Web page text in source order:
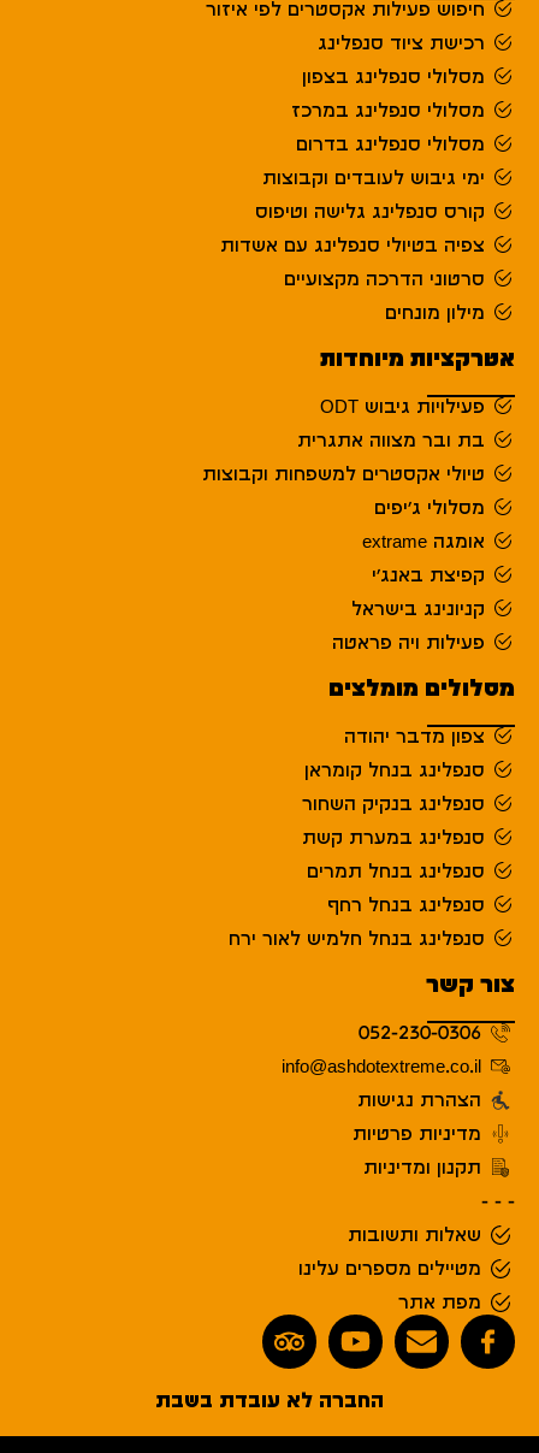
חיפוש פעילות אקסטרים לפי איזור
רכישת ציוד סנפלינג
מסלולי סנפלינג בצפון
מסלולי סנפלינג במרכז
מסלולי סנפלינג בדרום
ימי גיבוש לעובדים וקבוצות
קורס סנפלינג גלישה וטיפוס
צפיה בטיולי סנפלינג עם אשדות
סרטוני הדרכה מקצועיים
מילון מונחים
אטרקציות מיוחדות
פעילויות גיבוש ODT
בת ובר מצווה אתגרית
טיולי אקסטרים למשפחות וקבוצות
מסלולי ג'יפים
אומגה extrame
קפיצת באנג'י
קניונינג בישראל
פעילות ויה פראטה
מסלולים מומלצים
צפון מדבר יהודה
סנפלינג בנחל קומראן
סנפלינג בנקיק השחור
סנפלינג במערת קשת
סנפלינג בנחל תמרים
סנפלינג בנחל רחף
סנפלינג בנחל חלמיש לאור ירח
צור קשר
052-230-0306
info@ashdotextreme.co.il
הצהרת נגישות
מדיניות פרטיות
תקנון ומדיניות
- - -
שאלות ותשובות
מטיילים מספרים עלינו
מפת אתר
החברה לא עובדת בשבת